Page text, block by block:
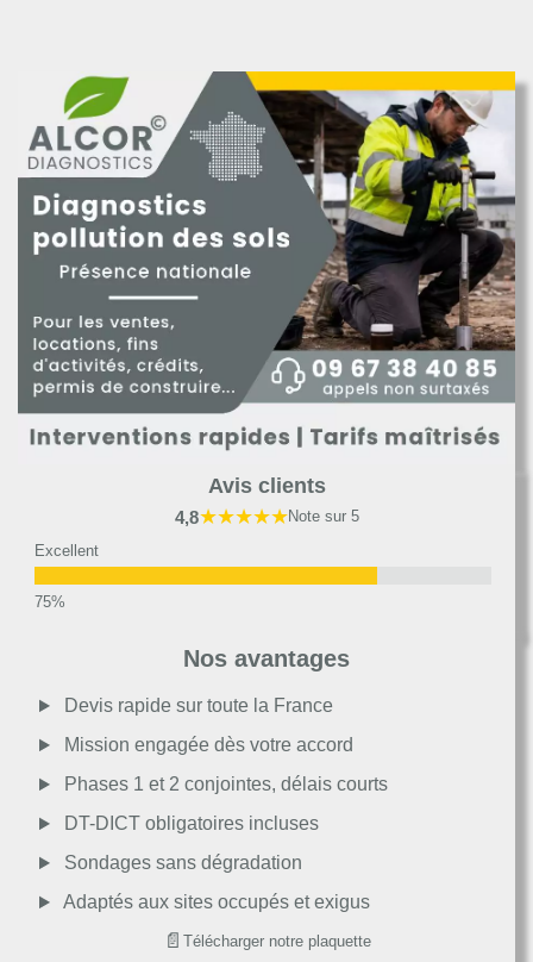
Avis clients
4,8★★★★★Note sur 5
Excellent
Moyen
Passable
Décevant
Nos avantages
Devis rapide sur toute la France
Mission engagée dès votre accord
Phases 1 et 2 conjointes, délais courts
DT-DICT obligatoires incluses
Sondages sans dégradation
Adaptés aux sites occupés et exigus
📄 Télécharger notre plaquette